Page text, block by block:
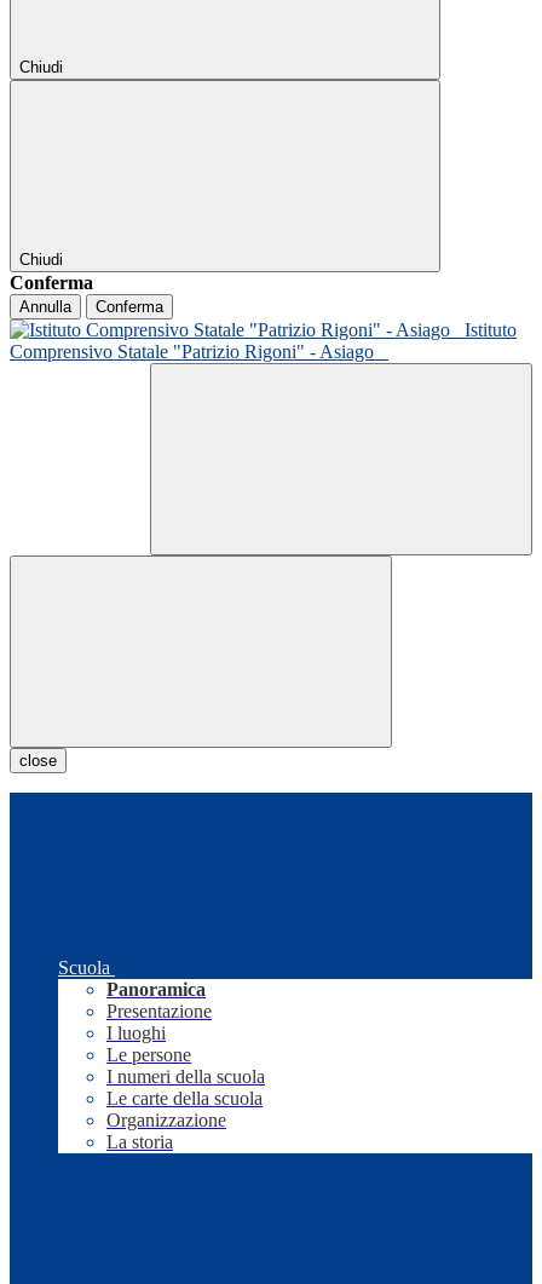
Chiudi
Chiudi
Conferma
Annulla Conferma
Istituto
Comprensivo Statale "Patrizio Rigoni" - Asiago
close
Scuola
Panoramica
Presentazione
I luoghi
Le persone
I numeri della scuola
Le carte della scuola
Organizzazione
La storia